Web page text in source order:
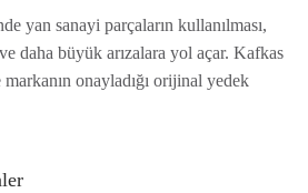
yan sanayi parçaların kullanılması,
daha büyük arızalara yol açar. Kafkas
onayladığı orijinal yedek